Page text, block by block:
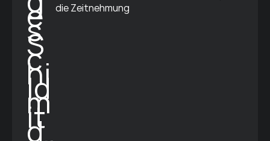
die Zeitnehmung